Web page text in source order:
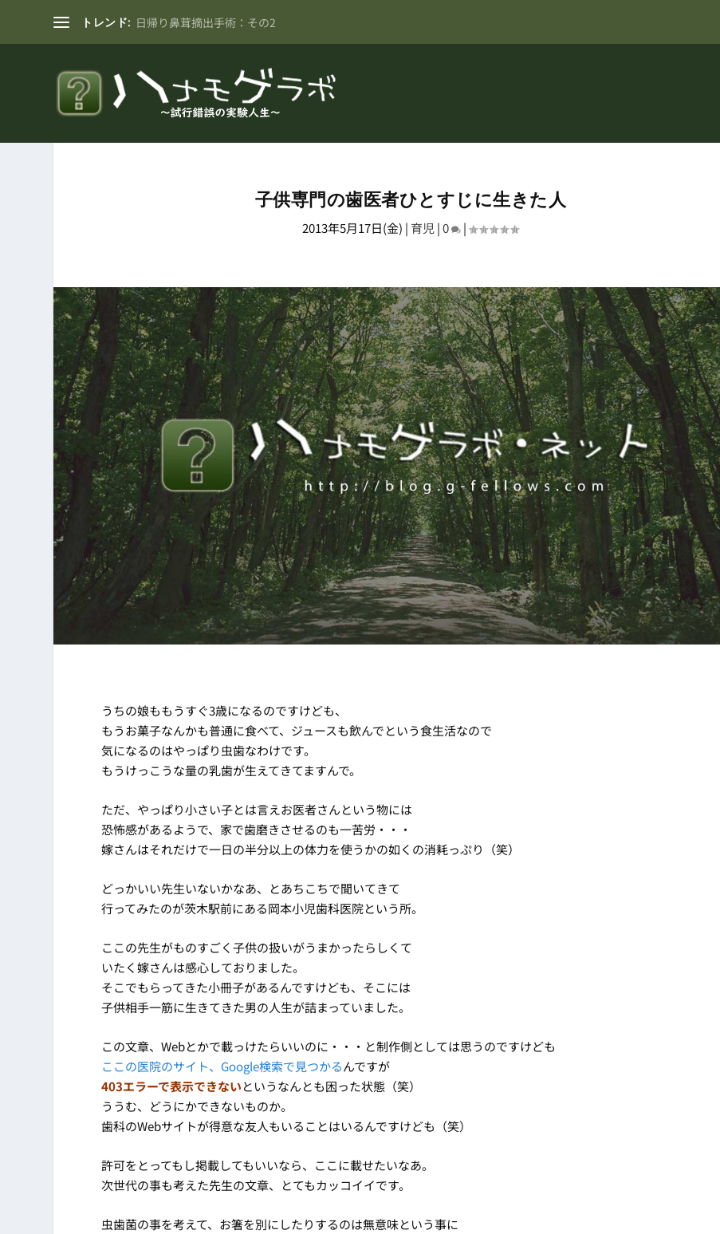
トレンド: Juice Defender Ultimateの設定を攻略する。その2...
子供専門の歯医者ひとすじに生きた人
2013年5月17日(金) | 育児|0 |
うちの娘ももうすぐ3歳になるのですけども、
もうお菓子なんかも普通に食べて、ジュースも飲んでという食生活なので
気になるのはやっぱり虫歯なわけです。
もうけっこうな量の乳歯が生えてきてますんで。
ただ、やっぱり小さい子とは言えお医者さんという物には
恐怖感があるようで、家で歯磨きさせるのも一苦労・・・
嫁さんはそれだけで一日の半分以上の体力を使うかの如くの消耗っぷり（笑）
どっかいい先生いないかなあ、とあちこちで聞いてきて
行ってみたのが茨木駅前にある岡本小児歯科医院という所。
ここの先生がものすごく子供の扱いがうまかったらしくて
いたく嫁さんは感心しておりました。
そこでもらってきた小冊子があるんですけども、そこには
子供相手一筋に生きてきた男の人生が詰まっていました。
この文章、Webとかで載っけたらいいのに・・・と制作側としては思うのですけども
ここの医院のサイト、Google検索で見つかるんですが
403エラーで表示できないというなんとも困った状態（笑）
ううむ、どうにかできないものか。
歯科のWebサイトが得意な友人もいることはいるんですけども（笑）
許可をとってもし掲載してもいいなら、ここに載せたいなあ。
次世代の事も考えた先生の文章、とてもカッコイイです。
虫歯菌の事を考えて、お箸を別にしたりするのは無意味という事に